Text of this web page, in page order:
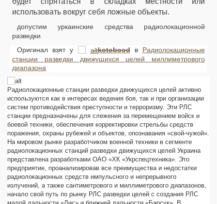
использовать вокруг себя ложные объекты.
допустим уркаинские средства радиолокационной
разведки
Оригинал взят у
kotoboodв Радиолокационные
станции разведки движущихся целей миллиметрового
диапазона
Радиолокационные станции разведки движущихся целей активно
используются как в интересах ведения боя, так и при организации
систем противодействия преступности и терроризму. Эти РЛС
станции предназначены для слежения за перемещением войск и
боевой техники, обеспечения корректировки стрельбы средств
поражения, охраны рубежей и объектов, опознавания «свой-чужой».
На мировом рынке разработчиком военной техники в сегменте
радиолокационных станций разведки движущихся целей Украина
представлена разработками ОАО «ХК «Укрспецтехника». Это
предприятие, проанализировав все преимущества и недостатки
радиолокационных средств импульсного и непрерывного
излучений, а также сантиметрового и миллиметрового диапазонов,
начало свой путь по рынку РЛС разведки целей с создания РЛС